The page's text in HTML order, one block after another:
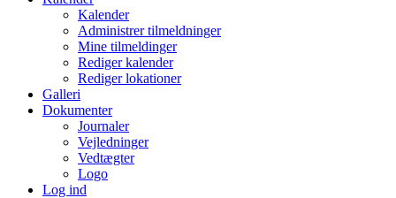
Kalender
Administrer tilmeldninger
Mine tilmeldinger
Rediger kalender
Rediger lokationer
Galleri
Dokumenter
Journaler
Vejledninger
Vedtægter
Logo
Log ind